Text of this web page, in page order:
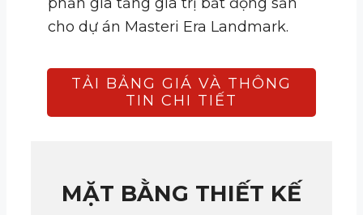
cho dự án Masteri Era Landmark.
TẢI BẢNG GIÁ VÀ THÔNG
TIN CHI TIẾT
MẶT BẰNG THIẾT KẾ